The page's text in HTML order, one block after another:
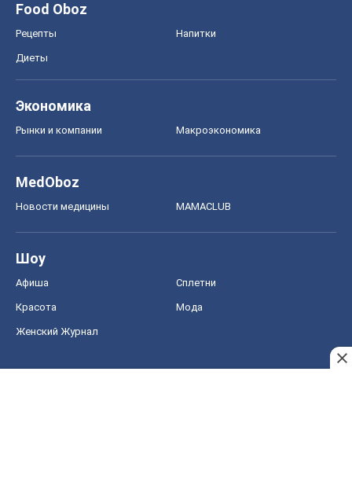
Food Oboz
Рецепты Напитки
Диеты
Экономика
Рынки и компании Mакроэкономика
MedOboz
Новости медицины MAMACLUB
Шоу
Афиша Сплетни
Красота Мода
Женский Журнал